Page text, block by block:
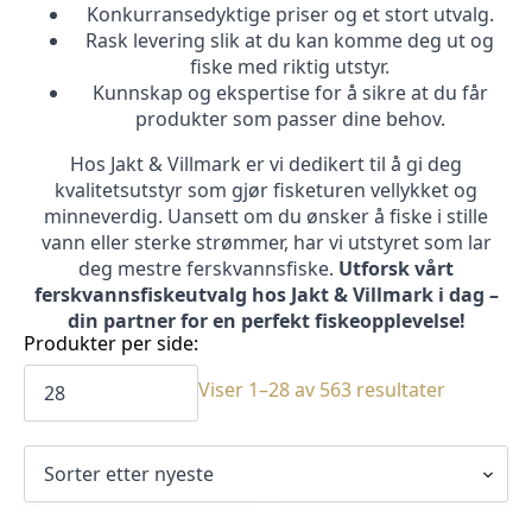
Konkurransedyktige priser og et stort utvalg.
Rask levering slik at du kan komme deg ut og
fiske med riktig utstyr.
Kunnskap og ekspertise for å sikre at du får
produkter som passer dine behov.
Hos Jakt & Villmark er vi dedikert til å gi deg
kvalitetsutstyr som gjør fisketuren vellykket og
minneverdig. Uansett om du ønsker å fiske i stille
vann eller sterke strømmer, har vi utstyret som lar
deg mestre ferskvannsfiske. Utforsk vårt
ferskvannsfiskeutvalg hos Jakt & Villmark i dag –
din partner for en perfekt fiskeopplevelse!
Produkter per side:
Viser 1–28 av 563 resultaterSortert
siste